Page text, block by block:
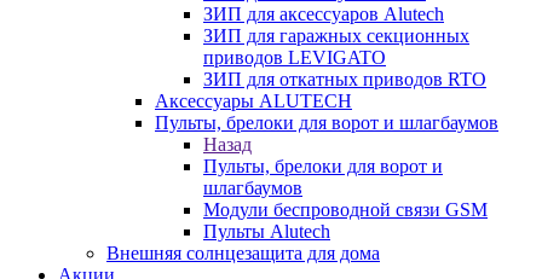
ЗИП для аксессуаров Alutech
ЗИП для гаражных секционных
приводов LEVIGATO
ЗИП для откатных приводов RTO
Аксессуары ALUTECH
Пульты, брелоки для ворот и шлагбаумов
Назад
Пульты, брелоки для ворот и
шлагбаумов
Модули беспроводной связи GSM
Пульты Alutech
Внешняя солнцезащита для дома
Акции